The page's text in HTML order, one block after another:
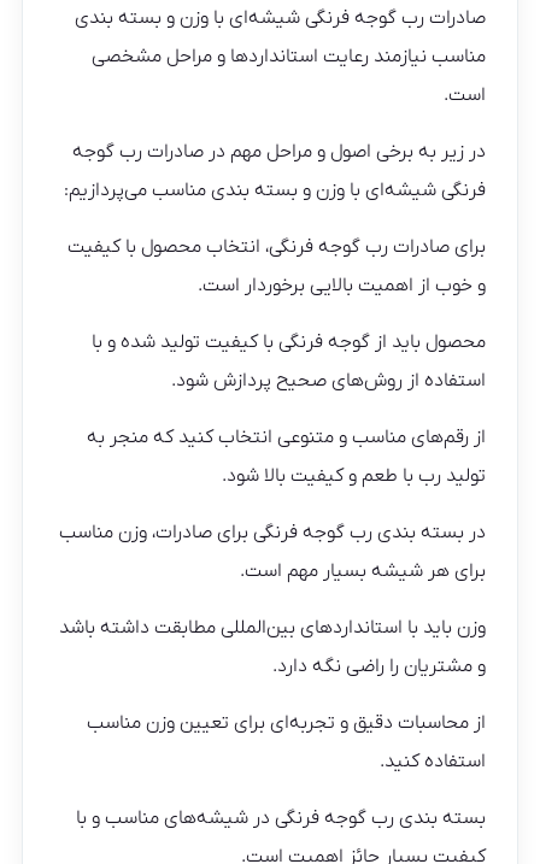
صادرات رب گوجه فرنگی شیشه‌ای با وزن و بسته بندی
مناسب نیازمند رعایت استانداردها و مراحل مشخصی
است.
در زیر به برخی اصول و مراحل مهم در صادرات رب گوجه
فرنگی شیشه‌ای با وزن و بسته بندی مناسب می‌پردازیم:
برای صادرات رب گوجه فرنگی، انتخاب محصول با کیفیت
و خوب از اهمیت بالایی برخوردار است.
محصول باید از گوجه فرنگی با کیفیت تولید شده و با
استفاده از روش‌های صحیح پردازش شود.
از رقم‌های مناسب و متنوعی انتخاب کنید که منجر به
تولید رب با طعم و کیفیت بالا شود.
در بسته بندی رب گوجه فرنگی برای صادرات، وزن مناسب
برای هر شیشه بسیار مهم است.
وزن باید با استانداردهای بین‌المللی مطابقت داشته باشد
و مشتریان را راضی نگه دارد.
از محاسبات دقیق و تجربه‌ای برای تعیین وزن مناسب
استفاده کنید.
بسته بندی رب گوجه فرنگی در شیشه‌های مناسب و با
کیفیت بسیار حائز اهمیت است.